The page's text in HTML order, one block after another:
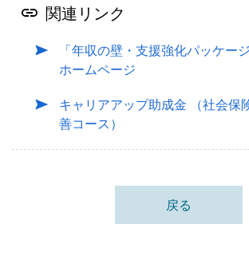
関連リンク
「年収の壁・支援強化パッケー
ホームページ
キャリアアップ助成金 （社会保
善コース）
戻る